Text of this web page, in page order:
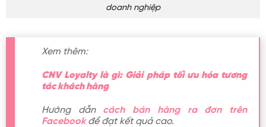
doanh nghiệp
Xem thêm:
CNV Loyalty là gì: Giải pháp tối ưu hóa tương
tác khách hàng
Hướng dẫn cách bán hàng ra đơn trên
Facebookđể đạt kết quả cao.